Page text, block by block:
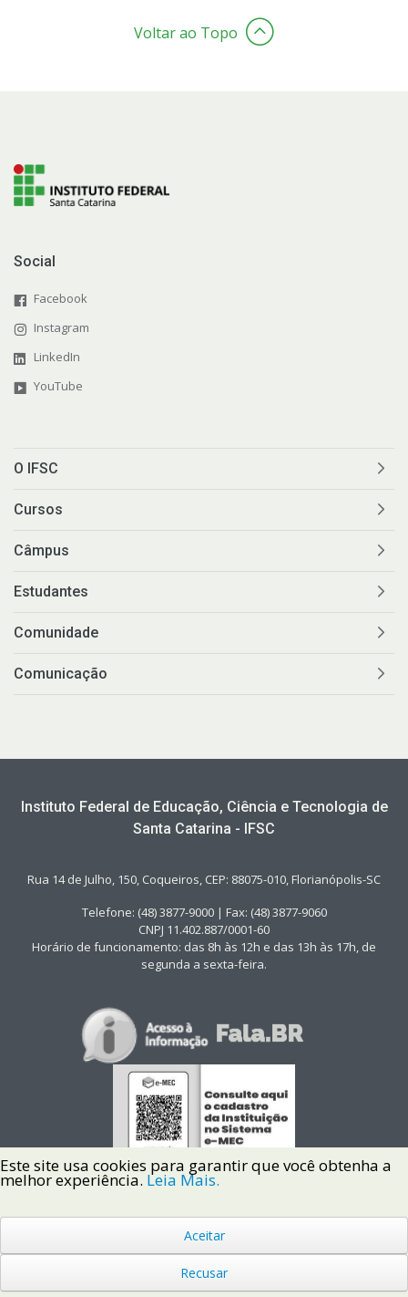
Voltar ao Topo
Social
Facebook
Instagram
LinkedIn
YouTube
O IFSC
Cursos
Câmpus
Estudantes
Comunidade
Comunicação
Instituto Federal de Educação, Ciência e Tecnologia de
Santa Catarina - IFSC
Rua 14 de Julho, 150, Coqueiros, CEP: 88075-010, Florianópolis-SC
Telefone: (48) 3877-9000 | Fax: (48) 3877-9060
CNPJ 11.402.887/0001-60
Horário de funcionamento: das 8h às 12h e das 13h às 17h, de
segunda a sexta-feira.
Copyright © 2022 Instituto Federal de Santa Catarina IFSC
Todos os Direitos Reservados.
Este site usa cookies para garantir que você obtenha a
melhor experiência. Leia Mais.
Aceitar
Recusar